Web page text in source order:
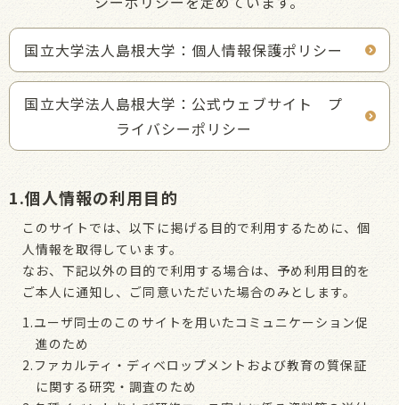
国立大学法人島根大学：個人情報保護ポリシー
国立大学法人島根大学：公式ウェブサイト プ
ライバシーポリシー
1.個人情報の利用目的
このサイトでは、以下に掲げる目的で利用するために、個
人情報を取得しています。
なお、下記以外の目的で利用する場合は、予め利用目的を
ご本人に通知し、ご同意いただいた場合のみとします。
1.ユーザ同士のこのサイトを用いたコミュニケーション促
進のため
2.ファカルティ・ディベロップメントおよび教育の質保証
に関する研究・調査のため